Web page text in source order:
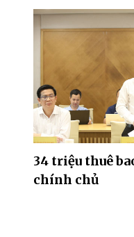
34 triệu thuê
chính chủ